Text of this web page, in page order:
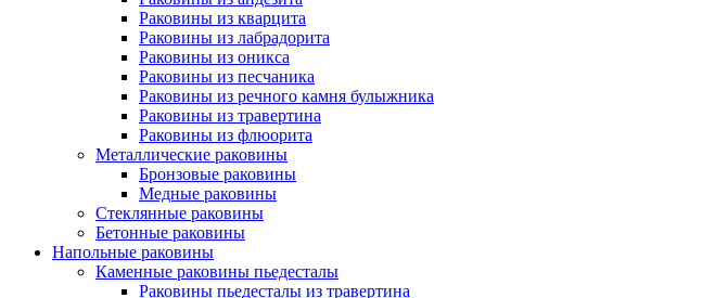
Раковины из кварцита
Раковины из лабрадорита
Раковины из оникса
Раковины из песчаника
Раковины из речного камня булыжника
Раковины из травертина
Раковины из флюорита
Металлические раковины
Бронзовые раковины
Медные раковины
Стеклянные раковины
Бетонные раковины
Напольные раковины
Каменные раковины пьедесталы
Раковины пьедесталы из травертина